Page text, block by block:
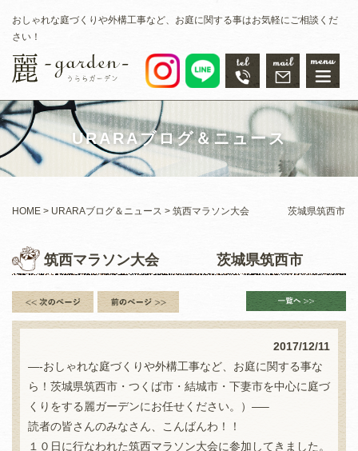
おしゃれな庭づくりや外構工事など、お庭に関する事はお気軽にご相談くだ
さい！
URARAブログ＆ニュース
HOME URARAブログ＆ニュース 筑西マラソン大会 茨城県筑西市
筑西マラソン大会 茨城県筑西市
2017/12/11
—-おしゃれな庭づくりや外構工事など、お庭に関する事な
ら！茨城県筑西市・つくば市・結城市・下妻市を中心に庭づ
くりをする麗ガーデンにお任せください。）—–
読者の皆さんのみなさん、こんばんわ！！
１０日に行なわれた筑西マラソン大会に参加してきました。